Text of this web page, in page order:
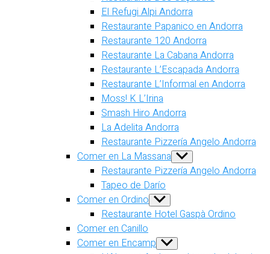
El Refugi Alpi Andorra
Restaurante Papanico en Andorra
Restaurante 120 Andorra
Restaurante La Cabana Andorra
Restaurante L’Escapada Andorra
Restaurante L’Informal en Andorra
Moss! K L’Irina
Smash Hiro Andorra
La Adelita Andorra
Restaurante Pizzería Angelo Andorra
Comer en La Massana Show
sub
menu
Restaurante Pizzería Angelo Andorra
Tapeo de Darío
Comer en Ordino Show
sub
menu
Restaurante Hotel Gaspà Ordino
Comer en Canillo
Comer en Encamp Show
sub